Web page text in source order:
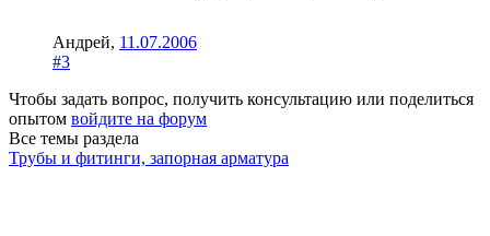
Андрей, 11.07.2006
#3
Чтобы задать вопрос, получить консультацию или поделиться
опытом войдите на форум
Все темы раздела
Трубы и фитинги, запорная арматура